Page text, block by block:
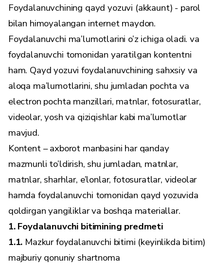
Foydalanuvchining qayd yozuvi (akkaunt) - parol
bilan himoyalangan internet maydon.
Foydalanuvchi ma’lumotlarini o’z ichiga oladi. va
foydalanuvchi tomonidan yaratilgan kontentni
ham. Qayd yozuvi foydalanuvchining sahxsiy va
aloqa ma’lumotlarini, shu jumladan pochta va
electron pochta manzillari, matnlar, fotosuratlar,
videolar, yosh va qiziqishlar kabi ma’lumotlar
mavjud.
Kontent – axborot manbasini har qanday
mazmunli to’ldirish, shu jumladan, matnlar,
matnlar, sharhlar, e’lonlar, fotosuratlar, videolar
hamda foydalanuvchi tomonidan qayd yozuvida
qoldirgan yangiliklar va boshqa materiallar.
1. Foydalanuvchi bitimining predmeti
1.1. Mazkur foydalanuvchi bitimi (keyinlikda bitim)
majburiy qonuniy shartnoma